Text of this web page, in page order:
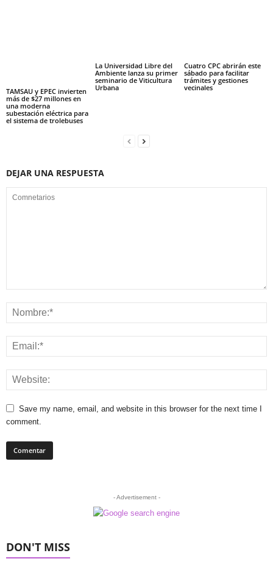
TAMSAU y EPEC invierten
más de $27 millones en
una moderna
subestación eléctrica para
el sistema de trolebuses
La Universidad Libre del
Ambiente lanza su primer
seminario de Viticultura
Urbana
Cuatro CPC abrirán este
sábado para facilitar
trámites y gestiones
vecinales
DEJAR UNA RESPUESTA
Save my name, email, and website in this browser for the next time I
comment.
- Advertisement -
DON'T MISS